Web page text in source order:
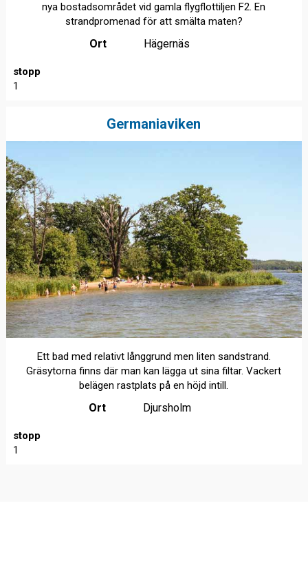
nya bostadsområdet vid gamla flygflottiljen F2. En
strandpromenad för att smälta maten?
Ort Hägernäs
stopp
1
Germaniaviken
Ett bad med relativt långgrund men liten sandstrand.
Gräsytorna finns där man kan lägga ut sina filtar. Vackert
belägen rastplats på en höjd intill.
Ort Djursholm
stopp
1